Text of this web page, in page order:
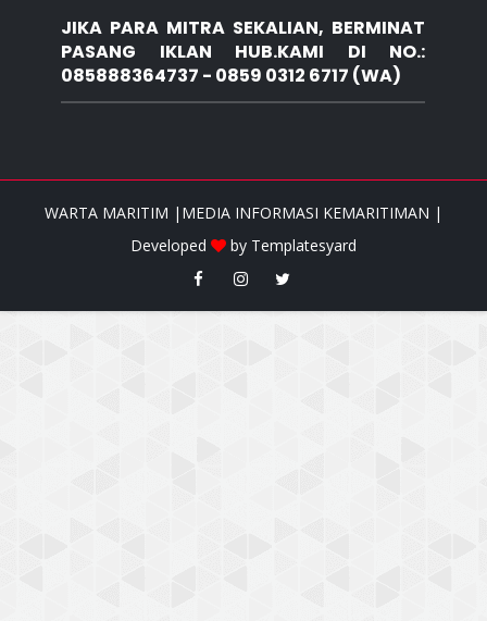
JIKA PARA MITRA SEKALIAN, BERMINAT
PASANG IKLAN HUB.KAMI DI NO.:
085888364737 - 0859 0312 6717 (WA)
WARTA MARITIM |MEDIA INFORMASI KEMARITIMAN |
Developed
by Templatesyard